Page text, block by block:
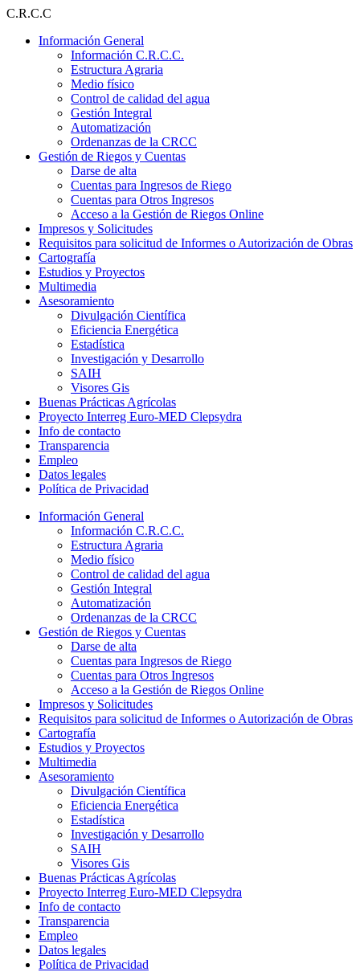
Ir
contenido
C.R.C.C
Información General
Información C.R.C.C.
Estructura Agraria
Medio físico
Control de calidad del agua
Gestión Integral
Automatización
Ordenanzas de la CRCC
Gestión de Riegos y Cuentas
Darse de alta
Cuentas para Ingresos de Riego
Cuentas para Otros Ingresos
Acceso a la Gestión de Riegos Online
Impresos y Solicitudes
Requisitos para solicitud de Informes o Autorización de Obras
Cartografía
Estudios y Proyectos
Multimedia
Asesoramiento
Divulgación Científica
Eficiencia Energética
Estadística
Investigación y Desarrollo
SAIH
Visores Gis
Buenas Prácticas Agrícolas
Proyecto Interreg Euro-MED Clepsydra
Info de contacto
Transparencia
Empleo
Datos legales
Política de Privacidad
Información General
Información C.R.C.C.
Estructura Agraria
Medio físico
Control de calidad del agua
Gestión Integral
Automatización
Ordenanzas de la CRCC
Gestión de Riegos y Cuentas
Darse de alta
Cuentas para Ingresos de Riego
Cuentas para Otros Ingresos
Acceso a la Gestión de Riegos Online
Impresos y Solicitudes
Requisitos para solicitud de Informes o Autorización de Obras
Cartografía
Estudios y Proyectos
Multimedia
Asesoramiento
Divulgación Científica
Eficiencia Energética
Estadística
Investigación y Desarrollo
SAIH
Visores Gis
Buenas Prácticas Agrícolas
Proyecto Interreg Euro-MED Clepsydra
Info de contacto
Transparencia
Empleo
Datos legales
Política de Privacidad